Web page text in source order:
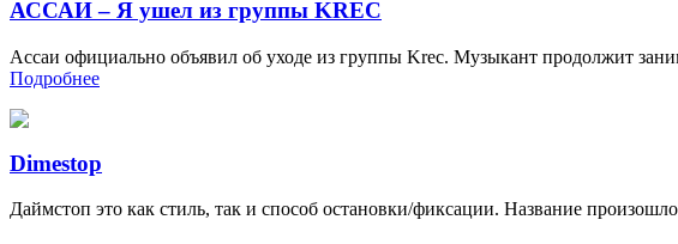
АССАИ – Я ушел из группы KREC
Ассаи официально объявил об уходе из группы Krec. Музыкант продолжит
Подробнее
Dimestop
Даймстоп это как стиль, так и способ остановки/фиксации. Название произошло